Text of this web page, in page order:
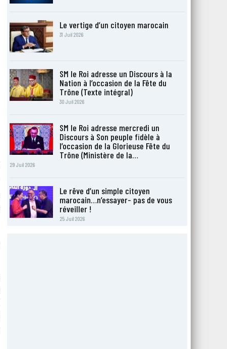
Le vertige d’un citoyen marocain
31 Juil 2026
SM le Roi adresse un Discours à la
Nation à l’occasion de la Fête du
Trône (Texte intégral)
30 Juil 2026
SM le Roi adresse mercredi un
Discours à Son peuple fidèle à
l’occasion de la Glorieuse Fête du
Trône (Ministère de la…
29 Juil 2026
Le rêve d’un simple citoyen
marocain…n’essayer- pas de vous
réveiller !
25 Juil 2026